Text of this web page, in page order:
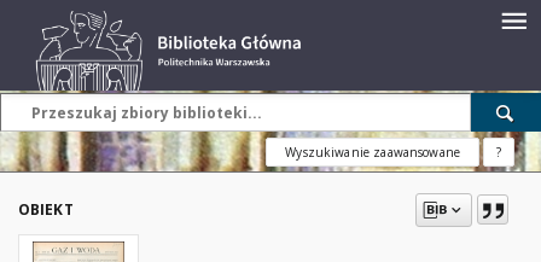
Wyszukiwanie zaawansowane ?
OBIEKT